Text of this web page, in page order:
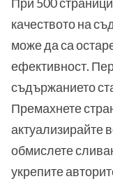
качеството на
може да са
ефективност.
съдържанието
Премахнете
актуализирайте
обмислете
укрепите